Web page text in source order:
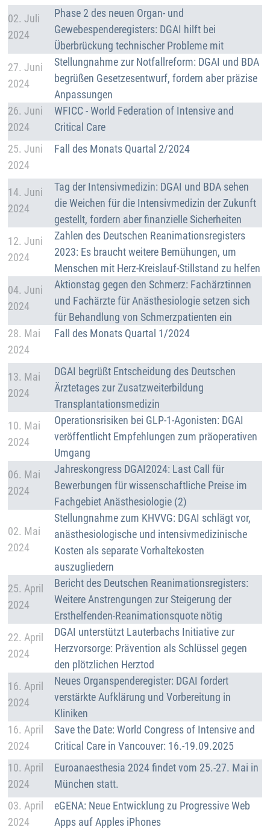
Details
02. Juli
2024
Phase 2 des neuen Organ- und
Gewebespenderegisters: DGAI hilft bei
Überbrückung technischer Probleme mit
Details
27. Juni
2024
Stellungnahme zur Notfallreform: DGAI und BDA
begrüßen Gesetzesentwurf, fordern aber präzise
Anpassungen
Details
26. Juni
2024
WFICC - World Federation of Intensive and
Critical Care
Details
25. Juni
2024
Fall des Monats Quartal 2/2024
Details
14. Juni
2024
Tag der Intensivmedizin: DGAI und BDA sehen
die Weichen für die Intensivmedizin der Zukunft
gestellt, fordern aber finanzielle Sicherheiten
Details
12. Juni
2024
Zahlen des Deutschen Reanimationsregisters
2023: Es braucht weitere Bemühungen, um
Menschen mit Herz-Kreislauf-Stillstand zu helfen
Details
04. Juni
2024
Aktionstag gegen den Schmerz: Fachärztinnen
und Fachärzte für Anästhesiologie setzen sich
für Behandlung von Schmerzpatienten ein
Details
28. Mai
2024
Fall des Monats Quartal 1/2024
Details
13. Mai
2024
DGAI begrüßt Entscheidung des Deutschen
Ärztetages zur Zusatzweiterbildung
Transplantationsmedizin
Details
10. Mai
2024
Operationsrisiken bei GLP-1-Agonisten: DGAI
veröffentlicht Empfehlungen zum präoperativen
Umgang
Details
06. Mai
2024
Jahreskongress DGAI2024: Last Call für
Bewerbungen für wissenschaftliche Preise im
Fachgebiet Anästhesiologie (2)
02. Mai
2024
Stellungnahme zum KHVVG: DGAI schlägt vor,
anästhesiologische und intensivmedizinische
Kosten als separate Vorhaltekosten
auszugliedern
Details
25. April
2024
Bericht des Deutschen Reanimationsregisters:
Weitere Anstrengungen zur Steigerung der
Ersthelfenden-Reanimationsquote nötig
Details
22. April
2024
DGAI unterstützt Lauterbachs Initiative zur
Herzvorsorge: Prävention als Schlüssel gegen
den plötzlichen Herztod
Details
16. April
2024
Neues Organspenderegister: DGAI fordert
verstärkte Aufklärung und Vorbereitung in
Kliniken
Details
16. April
2024
Save the Date: World Congress of Intensive and
Critical Care in Vancouver: 16.-19.09.2025
Details
10. April
2024
Euroanaesthesia 2024 findet vom 25.-27. Mai in
München statt.
Details
03. April
2024
eGENA: Neue Entwicklung zu Progressive Web
Apps auf Apples iPhones